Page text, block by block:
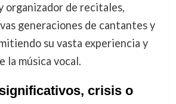
organizador de recitales,
generaciones de cantantes y
su vasta experiencia y
la música vocal.
crisis o